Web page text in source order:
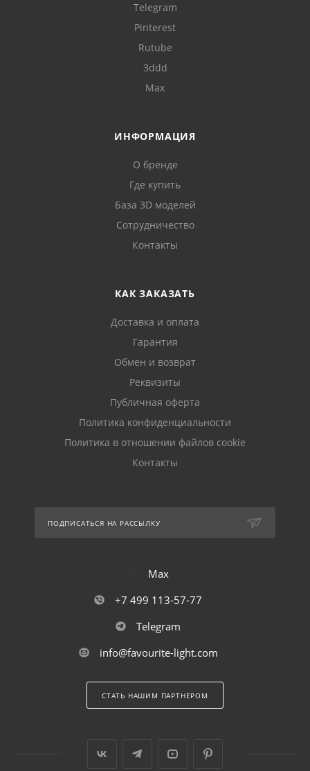
Telegram
Pinterest
Rutube
3ddd
Max
ИНФОРМАЦИЯ
О бренде
Где купить
База 3D моделей
Сотрудничество
Контакты
КАК ЗАКАЗАТЬ
Доставка и оплата
Гарантия
Обмен и возврат
Реквизиты
Публичная оферта
Политика конфиденциальности
Политика в отношении файлов cookie
Контакты
ПОДПИСАТЬСЯ НА РАССЫЛКУ
Max
+7 499 113-57-77
Telegram
info@favourite-light.com
СТАТЬ НАШИМ ПАРТНЕРОМ